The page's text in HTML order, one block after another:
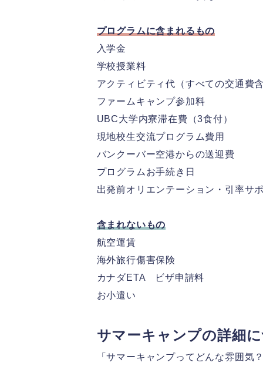
プログラムに含まれるもの
入学金
学校授業料
アクティビティ代（すべての交通費含
ファームキャンプ参加料
UBC大学内寮滞在費（3食付）
現地校生交流プログラム費用
バンクーバー空港からの送迎費
プログラムお手続き日
出発前オリエンテーション・引率サ
含まれないもの
航空運賃
海外旅行傷害保険
カナダETA ビザ申請料
お小遣い
サマーキャンプの詳細
「サマーキャンプってどんな雰囲気